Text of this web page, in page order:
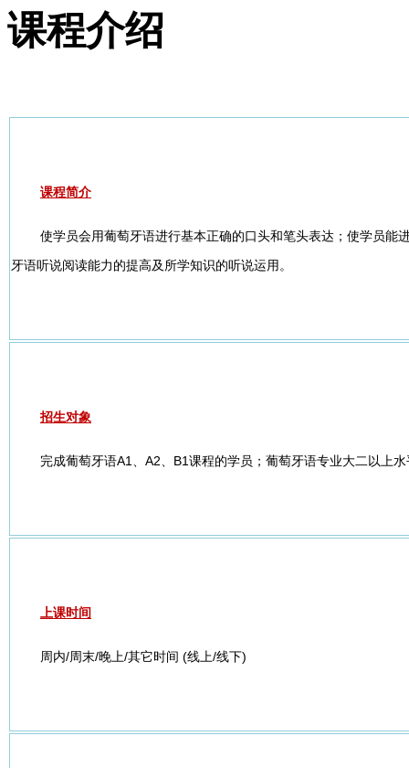
课程介绍
课程简介
使学员会用葡萄牙语进行基本正确的口头和笔头表达；使学员能
牙语听说阅读能力的提高及所学知识的听说运用。
招生对象
完成葡萄牙语A1、A2、B1课程的学员；葡萄牙语专业大二以上
上课时间
周内/周末/晚上/其它时间 (线上/线下)